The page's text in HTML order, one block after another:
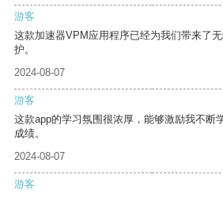
游客
这款加速器VPM应用程序已经为我们带来了
护。
2024-08-07
游客
这款app的学习氛围很浓厚，能够激励我不断
成绩。
2024-08-07
游客